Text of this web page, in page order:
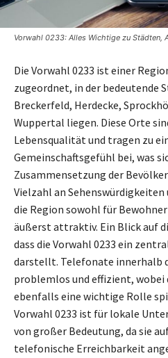
Vorwahl 0233: Alles Wichtige zu Städten,
Die Vorwahl 0233 ist einer
zugeordnet, in der bedeutende
Breckerfeld, Herdecke,
Wuppertal liegen. Diese Orte
Lebensqualität und tragen zu
Gemeinschaftsgefühl bei, was
Zusammensetzung der
Vielzahl an
die Region sowohl für
äußerst attraktiv. Ein Blick auf
dass die Vorwahl 0233 ein
darstellt. Telefonate innerhalb
problemlos und effizient, wobei
ebenfalls eine wichtige Rolle
Vorwahl 0233 ist für lokale
von großer Bedeutung, da sie
telefonische Erreichbarkeit